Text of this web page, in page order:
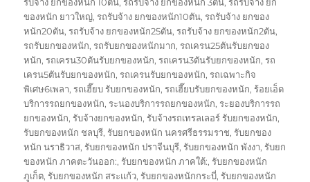
ของหนัก ยาวใหญ่,รถรับจ้าง ยกของหนัก10ตัน,รถรับจ้าง ยกของ
หนัก20ตัน,รถรับจ้าง ยกของหนัก25ตัน,รถรับจ้าง ยกของหนัก2ตัน,
รถรับยกของหนัก,รถรับยกของหนักมาก,รถเครน25ตันรับยกของ
หนัก,รถเครน30ตันรับยกของหนัก,รถเครน3ตันรับยกของหนัก,รถ
เครน5ตันรับยกของหนัก,รถเครนรับยกของหนัก,รถเฉพาะกิจ
พิเศษ6เพลา,รถเฮี๊ยบ รับยกของหนัก,รถเฮี๊ยบรับยกของหนัก,ร้อยเอ็ด
บริการรถยกของหนัก,ระนองบริการรถยกของหนัก,ระยองบริการรถ
ยกของหนัก,รับจ้างยกของหนัก,รับจ้างรถเทรลเลอร์ รับยกของหนัก,
รับยกของหนัก ชลบุรี,รับยกของหนัก นครศรีธรรมราช,รับยกของ
หนัก นราธิวาส,รับยกของหนัก ปราจีนบุรี,รับยกของหนัก พังงา,รับยก
ของหนัก ภาคตะวันออก:,รับยกของหนัก ภาคใต้:,รับยกของหนัก
ภูเก็ต,รับยกของหนัก สระแก้ว,รับยกของหนักกระบี่,รับยกของหนัก